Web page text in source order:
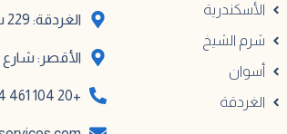
الأسكندرية
شرم الشيخ
أسوان
الغردقة
الغردقة: 229 شارع مترو الكوثر
الأقصر: شارع
+20 104 461 0914